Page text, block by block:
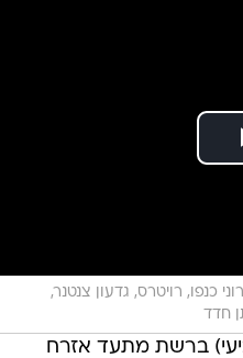
כנפו, רויטרס, גדעון צנטנר,
חדד
ברשת מתעד אזרח